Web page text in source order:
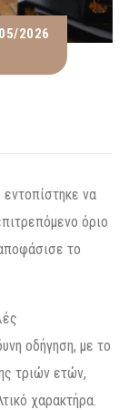
2026
να
όριο
το
οδήγηση, με το
τριών ετών,
χαρακτήρα.